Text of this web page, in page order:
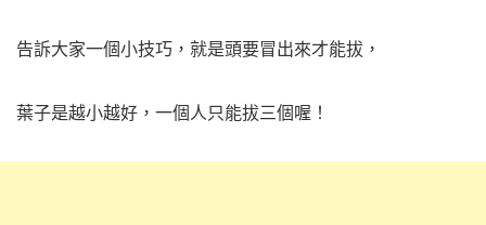
告訴大家一個小技巧，就是頭要冒出來才能拔，
葉子是越小越好，一個人只能拔三個喔！